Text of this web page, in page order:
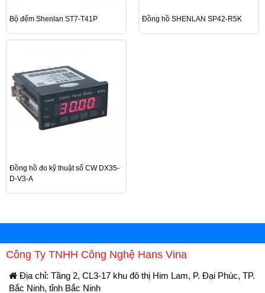
Bộ đếm Shenlan ST7-T41P Đồng hồ SHENLAN SP42-R5K
Đồng hồ đo kỹ thuật số CW DX35-
D-V3-A
Công Ty TNHH Công Nghệ Hans Vina
Địa chỉ: Tầng 2, CL3-17 khu đô thị Him Lam, P. Đại Phúc, TP.
Bắc Ninh, tỉnh Bắc Ninh